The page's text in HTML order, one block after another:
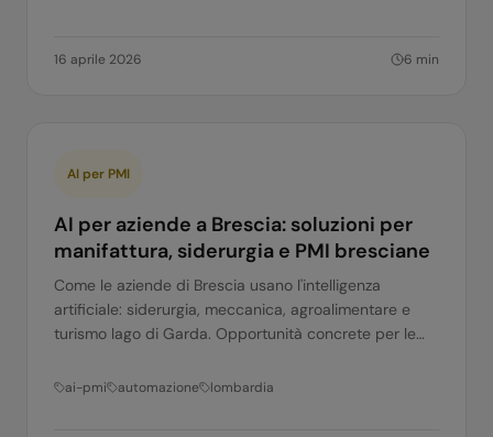
16 aprile 2026 6 min
AI per PMI
AI per aziende a Brescia: soluzioni per
manifattura, siderurgia e PMI bresciane
Come le aziende di Brescia usano l'intelligenza
artificiale: siderurgia, meccanica, agroalimentare e
turismo lago di Garda. Opportunità concrete per le
ai-pmi automazione lombardia